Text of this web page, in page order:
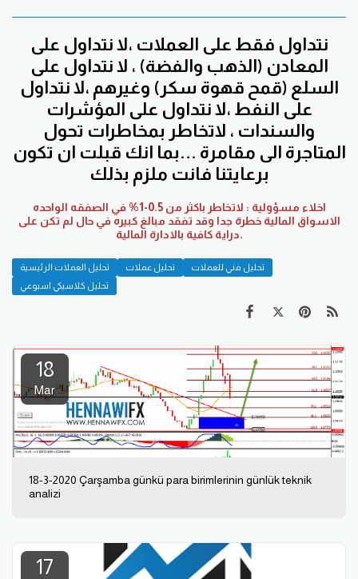
نتداول فقط على العملات ،لا نتداول على
المعادن (الذهب والفضة) ، لا نتداول على
السلع (قمح قهوة سكر) وغيرهم ،لا نتداول
على النفط ،لا نتداول على المؤشرات
والسندات ، لاتخاطر بمخاطرات تحول
المتاجرة الى مقامرة ...بما انك قبلت ان تكون
برعايتنا فانت ملزم بذلك
اخلاء مسؤولية : لاتخاطر باكثر من 0.5-1% في الصفقه الواحده
الاسواق المالية خطرة جدا وقد تفقد مبالغ كبيره في حال لم تكن على
دراية كافية بالادارة المالية.
تحليل العملات الرئيسية تحليل عملات
تحليل فني للعملات
تحليل كلاسيكي اسبوعي
18
Mar
18-3-2020 Çarşamba günkü para birimlerinin günlük teknik
analizi
17